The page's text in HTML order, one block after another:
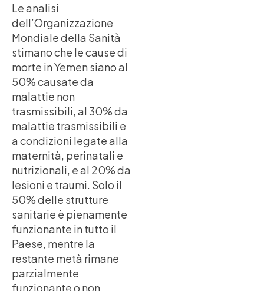
Le analisi
dell’Organizzazione
Mondiale della Sanità
stimano che le cause di
morte in Yemen siano al
50% causate da
malattie non
trasmissibili, al 30% da
malattie trasmissibili e
a condizioni legate alla
maternità, perinatali e
nutrizionali, e al 20% da
lesioni e traumi. Solo il
50% delle strutture
sanitarie è pienamente
funzionante in tutto il
Paese, mentre la
restante metà rimane
parzialmente
funzionante o non